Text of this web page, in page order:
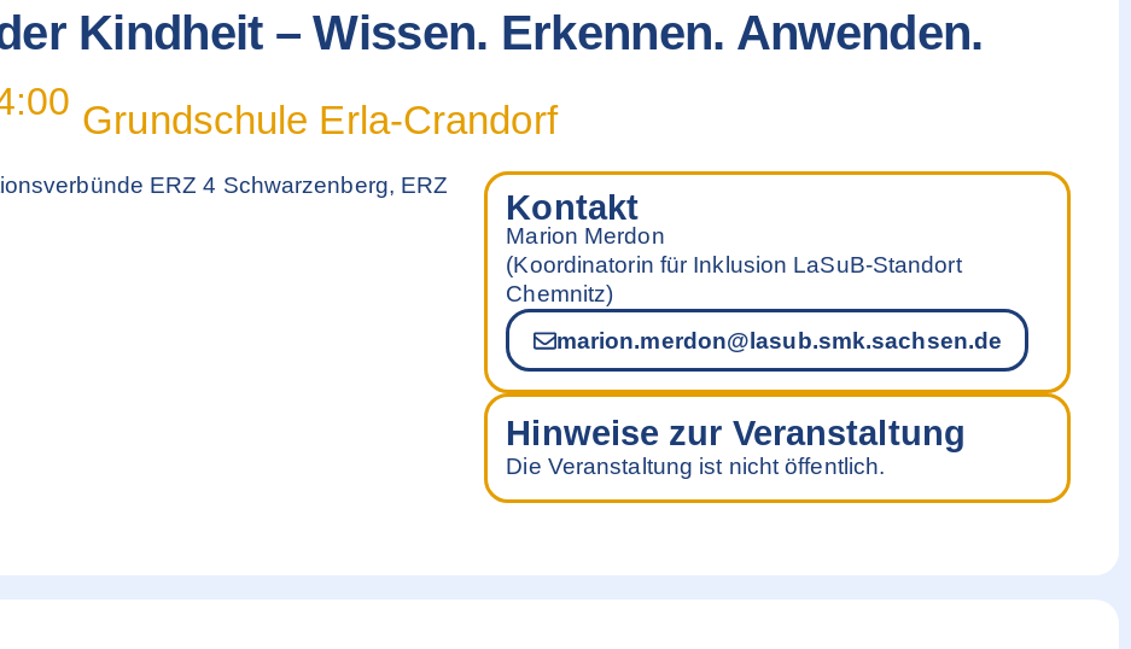
Kindheit – Wissen. Erkennen. Anwenden.
Grundschule Erla-Crandorf
ERZ 4 Schwarzenberg, ERZ
Kontakt
Marion Merdon
(Koordinatorin für Inklusion LaSuB-Standort
Chemnitz)
marion.merdon@lasub.smk.sachsen.de
Hinweise zur Veranstaltung
Die Veranstaltung ist nicht öffentlich.